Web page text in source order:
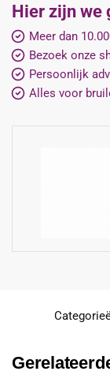
Hier zijn we
Meer dan
Bezoek onze
Persoonlijk
Alles voor